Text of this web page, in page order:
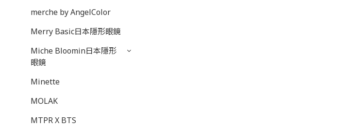
merche by AngelColor
Merry Basic日本隱形眼鏡
Miche Bloomin日本隱形
眼鏡
Minette
MOLAK
MTPR X BTS